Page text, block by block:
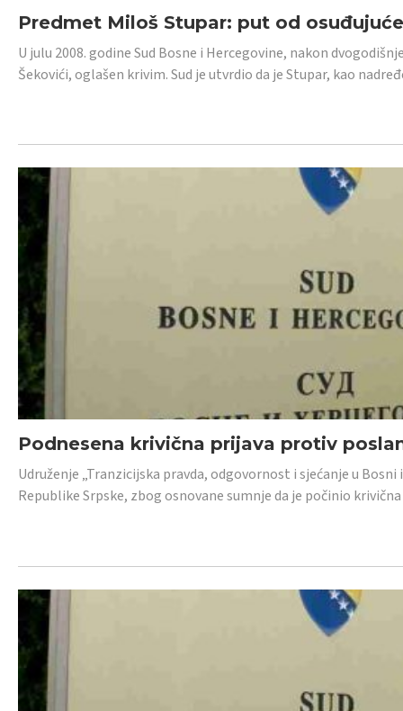
Predmet Miloš Stupar: put od
U julu 2008. godine Sud Bosne i Hercegovine, nakon
Šekovići, oglašen krivim. Sud je utvrdio da je Stupar, kao
Podnesena krivična prijava protiv
Udruženje „Tranzicijska pravda, odgovornost i sjećanje u
Republike Srpske, zbog osnovane sumnje da je počinio